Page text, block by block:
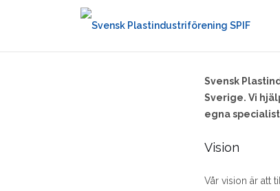
Svensk
Sverige. Vi
egna
Vision
Vår vision är att